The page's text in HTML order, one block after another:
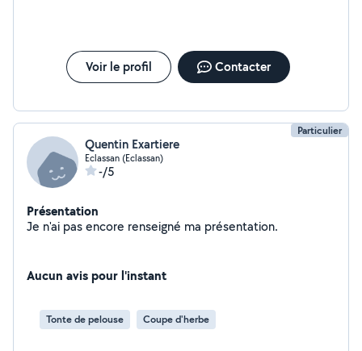
Voir le profil Contacter
Particulier
Quentin Exartiere
Eclassan (Eclassan)
-/5
Présentation
Je n'ai pas encore renseigné ma présentation.
Aucun avis pour l'instant
Tonte de pelouse Coupe d'herbe